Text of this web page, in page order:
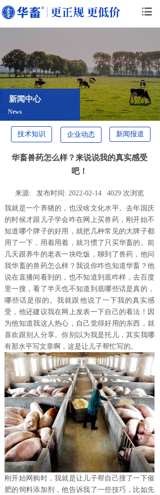
News
新闻中心
新闻报道
企业动态
技术知识
华畜兽药怎么样？来说说我的真实感受
吧！
来源: 发布时间: 2022-02-14 4029 次浏览
我就是一个养猪的，也没啥文化水平。去年国庆
的时候才跟儿子学会咋在网上买兽药，刚开始不
知道哪个牌子的好用，就把几种常见的大牌子都
用了一下，用着用着，就习惯了只买华畜的。前
几天跟养牛的老表一块吃饭，聊到了兽药，他问
我华畜的兽药怎么样？我说你咋也知道华畜？他
说在直播间看到的，也不知道到底咋样，去百度
里一搜，看了半天也不知道到底哪些话是真的，
哪些话是假的。我就跟他说了一下我的真实感
受，他还建议我在网上发表一下自己的看法！因
为他知道我这人热心，自己觉得好用的东西，就
喜欢跟别人分享。你别以为我是托儿，其实我哪
有那水平写文章啊，这是让儿子帮忙写的。
刚开始网购时，我就是让儿子帮自己搜了一下催
肥的饲料添加剂，他告诉我了一些技巧，比如先